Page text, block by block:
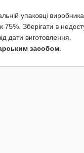
упаковці
75%. Зберігати в
дати виготовлення.
засобом.